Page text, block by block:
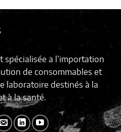
spécialisée a l’importation
de consommables et
laboratoire destinés à la
à la santé.